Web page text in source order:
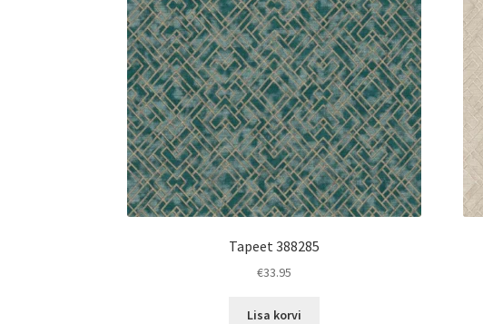
Tapeet 388285
€33.95
Lisa korvi